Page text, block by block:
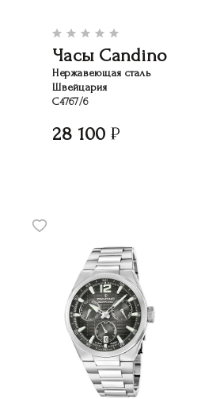
Часы Candino
Нержавеющая сталь
Швейцария
C4767/6
28 100